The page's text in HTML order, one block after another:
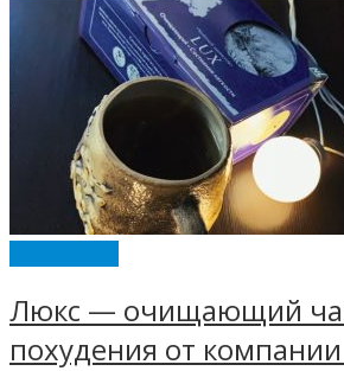
Люкс — очищающий
похудения от